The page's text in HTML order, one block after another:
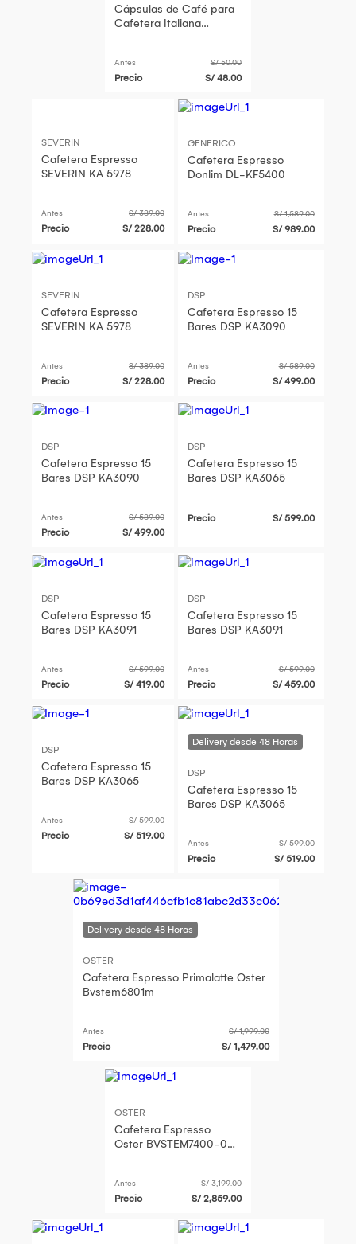
Cápsulas de Café para
Cafetera Italiana
Antes S/ 50.00
Precio S/ 48.00
SEVERIN
Cafetera Espresso
SEVERIN KA 5978
Antes S/ 389.00
Precio S/ 228.00
GENERICO
Cafetera Espresso
Donlim DL-KF5400
Antes S/ 1,589.00
Precio S/ 989.00
SEVERIN
Cafetera Espresso
SEVERIN KA 5978
Antes S/ 389.00
Precio S/ 228.00
DSP
Cafetera Espresso 15
Bares DSP KA3090
Antes S/ 589.00
Precio S/ 499.00
DSP
Cafetera Espresso 15
Bares DSP KA3090
Antes S/ 589.00
Precio S/ 499.00
DSP
Cafetera Espresso 15
Bares DSP KA3065
Precio S/ 599.00
DSP
Cafetera Espresso 15
Bares DSP KA3091
Antes S/ 599.00
Precio S/ 419.00
DSP
Cafetera Espresso 15
Bares DSP KA3091
Antes S/ 599.00
Precio S/ 459.00
DSP
Cafetera Espresso 15
Bares DSP KA3065
Antes S/ 599.00
Precio S/ 519.00
DSP
Cafetera Espresso 15
Bares DSP KA3065
Antes S/ 599.00
Precio S/ 519.00
OSTER
Cafetera Espresso Primalatte Oster
Bvstem6801m
Antes S/ 1,999.00
Precio S/ 1,479.00
OSTER
Cafetera Espresso
Oster BVSTEM7400-053
Antes S/ 3,199.00
Precio S/ 2,859.00